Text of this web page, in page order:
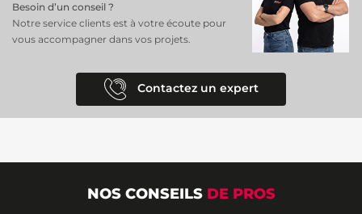
Besoin d’un conseil ?
Notre service clients est à votre écoute pour
vous accompagner dans vos projets.
Contactez un expert
NOS CONSEILS DE PROS